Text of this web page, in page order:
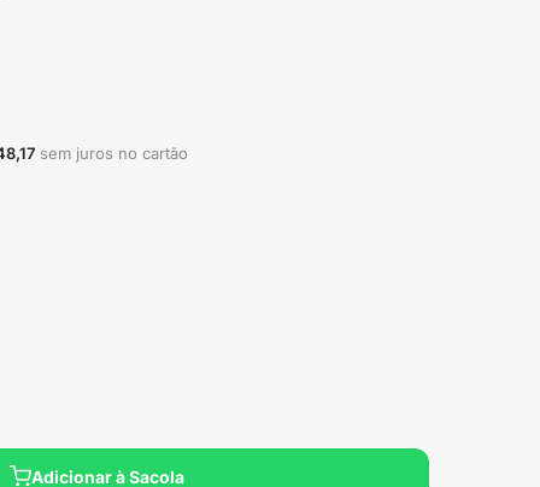
sem juros no cartão
Adicionar à Sacola